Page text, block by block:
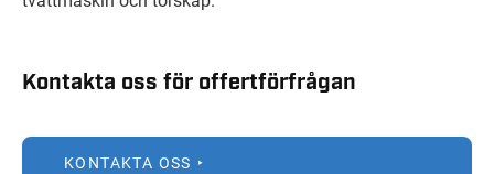
Kontakta oss för offertförfrågan
KONTAKTA OSS